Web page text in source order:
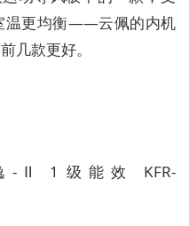
温更均衡——云佩的内机
几款更好。
-Ⅱ 1级能效 KFR-